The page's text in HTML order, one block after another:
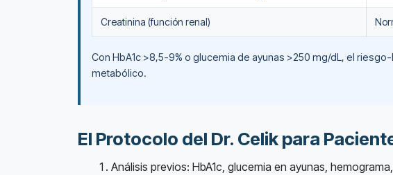
Creatinina (función renal)
Con HbA1c >8,5-9% o glucemia de ayunas >250 mg/dL, el
metabólico.
El Protocolo del Dr. Celik para
Análisis previos: HbA1c, glucemia en ayunas,